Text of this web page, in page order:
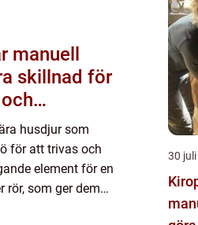
skillnad för
husdjur som
för att trivas och
element för en
rör, som ger dem
30